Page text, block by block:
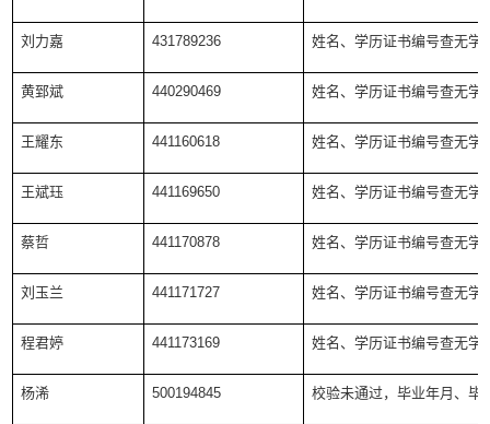
刘力嘉 431789236 姓名、学历证书编号查无学
黄郅斌 440290469 姓名、学历证书编号查无学
王耀东 441160618 姓名、学历证书编号查无学
王斌珏 441169650 姓名、学历证书编号查无学
蔡哲 441170878 姓名、学历证书编号查无学
刘玉兰 441171727 姓名、学历证书编号查无学
程君婷 441173169 姓名、学历证书编号查无学
杨浠 500194845 校验未通过，毕业年月、毕